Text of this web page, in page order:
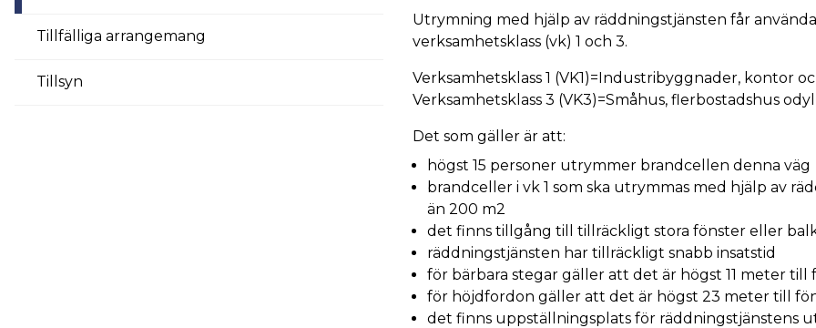
Utrymning med hjälp av räddningstjänsten får
verksamhetsklass (vk) 1 och 3.
Verksamhetsklass 1 (VK1)=Industribyggnader, kontor
Verksamhetsklass 3 (VK3)=Småhus, flerbostadshus odyl
Det som gäller är att:
högst 15 personer utrymmer brandcellen denna väg
brandceller i vk 1 som ska utrymmas med hjälp av
än 200 m2
det finns tillgång till tillräckligt stora fönster eller
räddningstjänsten har tillräckligt snabb insatstid
för bärbara stegar gäller att det är högst 11 meter
för höjdfordon gäller att det är högst 23 meter till
det finns uppställningsplats för räddningstjänstens
Tillfälliga arrangemang
Tillsyn